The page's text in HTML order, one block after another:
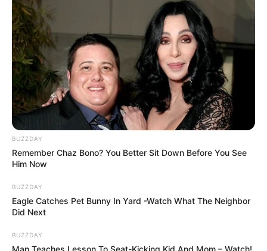
BUZZDAY
Remember Chaz Bono? You Better Sit Down Before You See
Him Now
BUZZDAY
Eagle Catches Pet Bunny In Yard -Watch What The Neighbor
Did Next
BUZZDAY
Man Teaches Lesson To Seat-Kicking Kid And Mom – Watch!